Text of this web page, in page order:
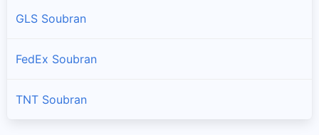
GLS Soubran
FedEx Soubran
TNT Soubran